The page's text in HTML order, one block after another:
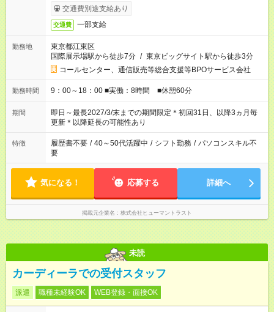
交通費別途支給あり
交通費 一部支給
勤務地
東京都江東区
国際展示場駅から徒歩7分 / 東京ビッグサイト駅から徒歩3分
コールセンター、通信販売等総合支援等BPOサービス会社
勤務時間 9：00～18：00 ■実働：8時間 ■休憩60分
期間
即日～最長2027/3/末までの期間限定＊初回31日、以降3ヵ月毎
更新＊以降延長の可能性あり
特徴 履歴書不要 / 40～50代活躍中 / シフト勤務 / パソコンスキル不
要
気になる！ 応募する 詳細へ
掲載元企業名 株式会社ヒューマントラスト
未読
カーディーラでの受付スタッフ
派遣 職種未経験OK WEB登録・面接OK